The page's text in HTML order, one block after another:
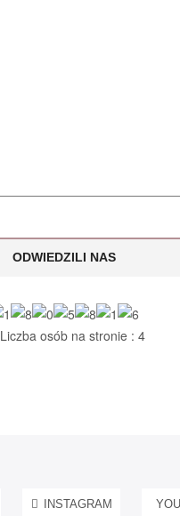
ODWIEDZILI NAS
Liczba osób na stronie : 4
INSTAGRAM